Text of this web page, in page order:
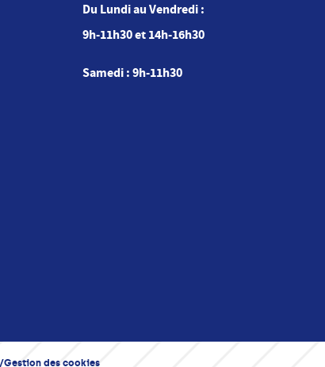
Du Lundi au Vendredi :
9h-11h30 et 14h-16h30
Samedi : 9h-11h30
Gestion des cookies